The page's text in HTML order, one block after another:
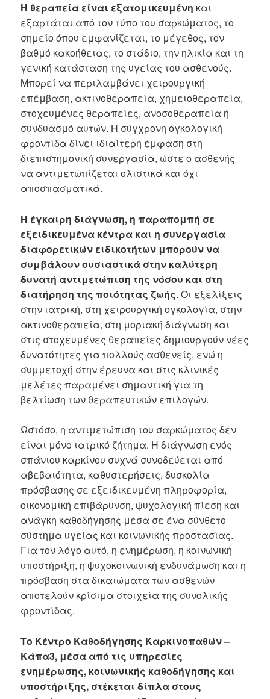
Η θεραπεία είναι εξατομικευμένη και
εξαρτάται από τον τύπο του σαρκώματος, το
σημείο όπου εμφανίζεται, το μέγεθος, τον
βαθμό κακοήθειας, το στάδιο, την ηλικία και τη
γενική κατάσταση της υγείας του ασθενούς.
Μπορεί να περιλαμβάνει χειρουργική
επέμβαση, ακτινοθεραπεία, χημειοθεραπεία,
στοχευμένες θεραπείες, ανοσοθεραπεία ή
συνδυασμό αυτών. Η σύγχρονη ογκολογική
φροντίδα δίνει ιδιαίτερη έμφαση στη
διεπιστημονική συνεργασία, ώστε ο ασθενής
να αντιμετωπίζεται ολιστικά και όχι
αποσπασματικά.
Η έγκαιρη διάγνωση, η παραπομπή σε
εξειδικευμένα κέντρα και η συνεργασία
διαφορετικών ειδικοτήτων μπορούν να
συμβάλουν ουσιαστικά στην καλύτερη
δυνατή αντιμετώπιση της νόσου και στη
διατήρηση της ποιότητας ζωής. Οι εξελίξεις
στην ιατρική, στη χειρουργική ογκολογία, στην
ακτινοθεραπεία, στη μοριακή διάγνωση και
στις στοχευμένες θεραπείες δημιουργούν νέες
δυνατότητες για πολλούς ασθενείς, ενώ η
συμμετοχή στην έρευνα και στις κλινικές
μελέτες παραμένει σημαντική για τη
βελτίωση των θεραπευτικών επιλογών.
Ωστόσο, η αντιμετώπιση του σαρκώματος δεν
είναι μόνο ιατρικό ζήτημα. Η διάγνωση ενός
σπάνιου καρκίνου συχνά συνοδεύεται από
αβεβαιότητα, καθυστερήσεις, δυσκολία
πρόσβασης σε εξειδικευμένη πληροφορία,
οικονομική επιβάρυνση, ψυχολογική πίεση και
ανάγκη καθοδήγησης μέσα σε ένα σύνθετο
σύστημα υγείας και κοινωνικής προστασίας.
Για τον λόγο αυτό, η ενημέρωση, η κοινωνική
υποστήριξη, η ψυχοκοινωνική ενδυνάμωση και η
πρόσβαση στα δικαιώματα των ασθενών
αποτελούν κρίσιμα στοιχεία της συνολικής
φροντίδας.
Το Κέντρο Καθοδήγησης Καρκινοπαθών –
Κάπα3, μέσα από τις υπηρεσίες
ενημέρωσης, κοινωνικής καθοδήγησης και
υποστήριξης, στέκεται δίπλα στους